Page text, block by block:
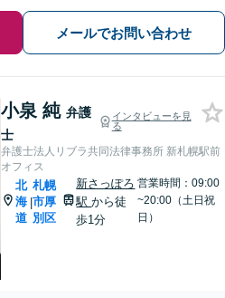
メールでお問い合わせ
小泉 純 弁護
士
インタビューを見
る
弁護士法人リブラ共同法律事務所 新札幌駅前
オフィス
北
海
道
|
札幌
市厚
別区
新さっぽろ
駅から徒
歩1分
営業時間：09:00
~20:00（土日祝
日）